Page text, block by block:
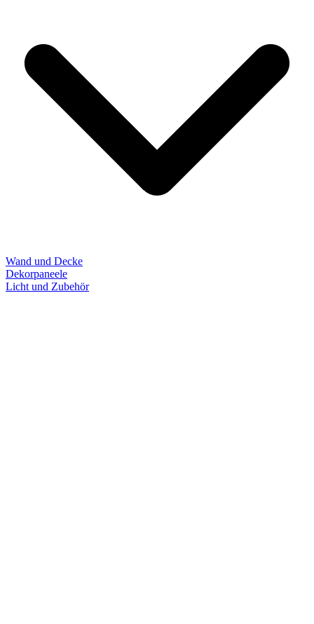
Wand und Decke
Dekorpaneele
Licht und Zubehör